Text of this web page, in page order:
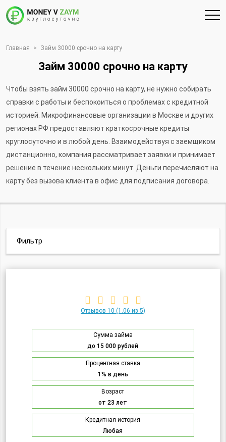
Главная > Займ 30000 срочно на карту
Займ 30000 срочно на карту
Чтобы взять займ 30000 срочно на карту, не нужно собирать
справки с работы и беспокоиться о проблемах с кредитной
историей. Микрофинансовые организации в Москве и других
регионах РФ предоставляют краткосрочные кредиты
круглосуточно и в любой день. Взаимодействуя с заемщиком
дистанционно, компания рассматривает заявки и принимает
решение в течение нескольких минут. Деньги перечисляют на
карту без вызова клиента в офис для подписания договора.
Фильтр
Отзывов 10 (1.06 из 5)
Сумма займа
до 15 000 рублей
Процентная ставка
1% в день
Возраст
от 23 лет
Кредитная история
Любая